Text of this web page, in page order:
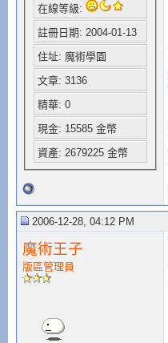
在線等級:
註冊日期: 2004-01-13
住址: 魔術學園
文章: 3136
精華: 0
現金: 15585 金幣
資產: 2679225 金幣
2006-12-28, 04:12 PM
魔術王子
版區管理員